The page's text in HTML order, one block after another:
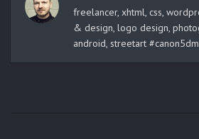
freelancer, xhtml, css,
& design, logo design,
android, streetart